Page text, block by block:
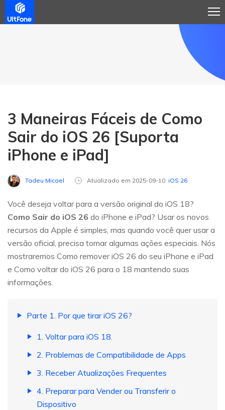
3 Maneiras Fáceis de Como
Sair do iOS 26 [Suporta
iPhone e iPad]
Tadeu Micael Atualizado em 2025-09-10 iOS 26
Você deseja voltar para a versão original do iOS 18?
Como Sair do iOS 26 do iPhone e iPad? Usar os novos
recursos da Apple é simples, mas quando você quer usar a
versão oficial, precisa tomar algumas ações especiais. Nós
mostraremos Como remover iOS 26 do seu iPhone e iPad
e Como voltar do iOS 26 para o 18 mantendo suas
informações.
Parte 1. Por que tirar iOS 26?
1. Voltar para iOS 18.
2. Problemas de Compatibilidade de Apps
3. Receber Atualizações Frequentes
4. Preparar para Vender ou Transferir o
Dispositivo